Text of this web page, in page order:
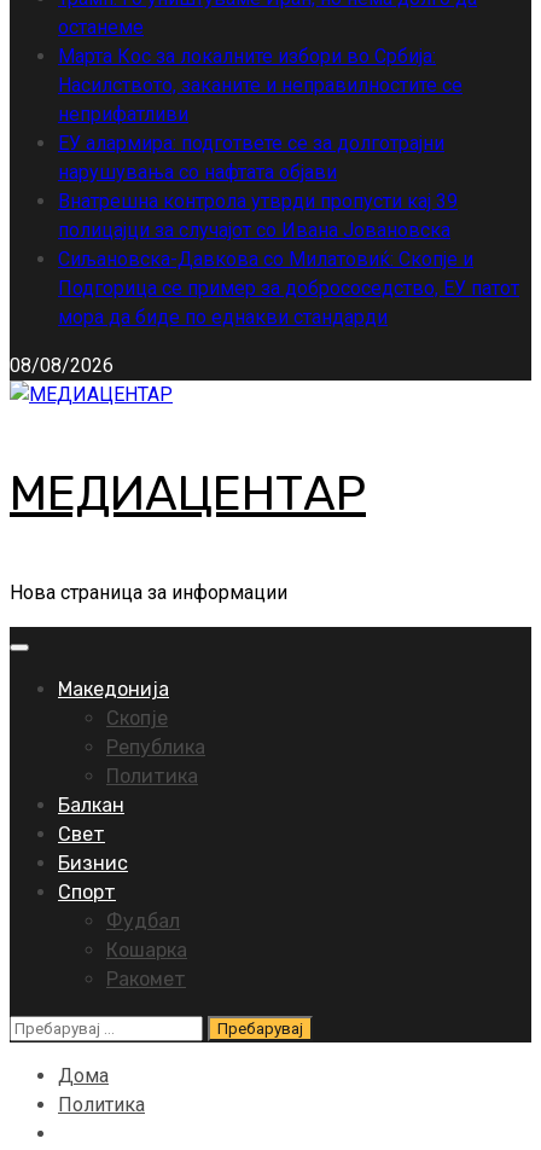
останеме
Марта Кос за локалните избори во Србија:
Насилството, заканите и неправилностите се
неприфатливи
ЕУ алармира: подгответе се за долготрајни
нарушувања со нафтата објави
Внатрешна контрола утврди пропусти кај 39
полицајци за случајот со Ивана Јовановска
Сиљановска-Давкова со Милатовиќ: Скопје и
Подгорица се пример за добрососедство, ЕУ патот
мора да биде по еднакви стандарди
08/08/2026
МЕДИАЦЕНТАР
Нова страница за информации
Primary
Македонија
Скопје
Република
Политика
Балкан
Свет
Бизнис
Спорт
Фудбал
Кошарка
Ракомет
Пребарувај
Дома
Политика